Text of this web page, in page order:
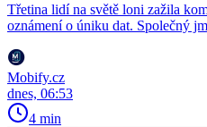
Třetina lidí na světě loni zažila
oznámení o úniku dat. Společný
Mobify.cz
dnes, 06:53
4 min